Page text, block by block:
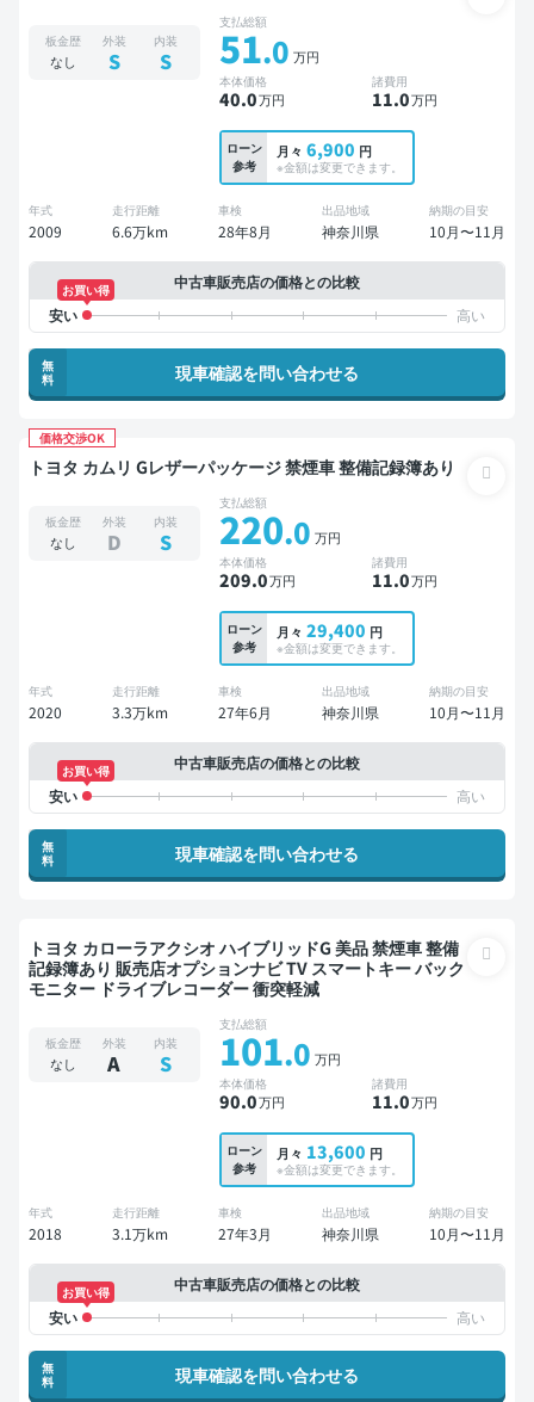
板金歴
なし
外装
S
内装
S
支払総額
51.0 万円
本体価格
40.0万円
諸費用
11.0万円
ローン
参考
月々 6,900 円
※金額は変更できます。
年式
2009
走行距離
6.6万km
車検
28年8月
出品地域
神奈川県
納期の目安
10月〜11月
中古車販売店の価格との比較
お買い得
無
料
現車確認を問い合わせる
価格交渉OK
トヨタ カムリ Gレザーパッケージ 禁煙車 整備記録簿あり
板金歴
なし
外装
D
内装
S
支払総額
220.0 万円
本体価格
209.0万円
諸費用
11.0万円
ローン
参考
月々 29,400 円
※金額は変更できます。
年式
2020
走行距離
3.3万km
車検
27年6月
出品地域
神奈川県
納期の目安
10月〜11月
中古車販売店の価格との比較
お買い得
無
料
現車確認を問い合わせる
トヨタ カローラアクシオ ハイブリッドG 美品 禁煙車 整備
記録簿あり 販売店オプションナビ TV スマートキー バック
モニター ドライブレコーダー 衝突軽減
板金歴
なし
外装
A
内装
S
支払総額
101.0 万円
本体価格
90.0万円
諸費用
11.0万円
ローン
参考
月々 13,600 円
※金額は変更できます。
年式
2018
走行距離
3.1万km
車検
27年3月
出品地域
神奈川県
納期の目安
10月〜11月
中古車販売店の価格との比較
お買い得
無
料
現車確認を問い合わせる